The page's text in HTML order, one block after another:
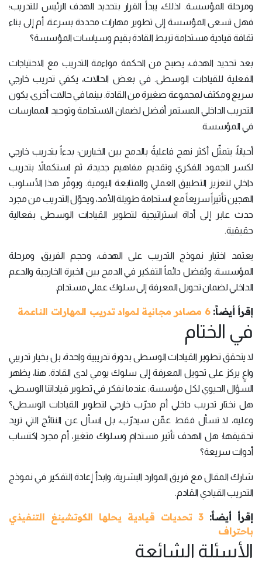
ومرحلة المؤسسة. لذلك، يبدأ القرار بتحديد الهدف الرئيس للتدريب؛
فهل تسعى المؤسسة إلى تطوير مهارات محددة بسرعة، أم إلى بناء
ثقافة قيادية مستدامة تربط القادة بقيم وسياسات المؤسسة؟
بعد تحديد الهدف، يصبح من الحكمة مواءمة التدريب مع الاحتياجات
الفعلية للقيادات الوسطى. في بعض الحالات، يكفي تدريب خارجي
سريع ومكثف لمجموعة صغيرة من القادة. بينما في حالات أخرى، يكون
التدريب الداخلي المستمر أفضل لضمان الاستدامة وتوحيد الممارسات
في المؤسسة.
أحياناً، يتمثّل أكثر نهج فاعليةً بالدمج بين الخيارين؛ بدءاً بتدريب خارجي
لكسر الجمود الفكري وتقديم مفاهيم جديدة، ثم استكمالاً بتدريب
داخلي لتعزيز التطبيق العملي والمتابعة اليومية. ويوفّر هذا الأسلوب
الهجين تأثيراً سريعاً مع استدامة طويلة الأمد، ويحوّل التدريب من مجرد
حدث عابر إلى أداة استراتيجية لتطوير القيادات الوسطى بفعالية
حقيقية.
يعتمد اختيار نموذج التدريب على الهدف، وحجم الفريق، ومرحلة
المؤسسة، ويُفضل دائماً التفكير في الدمج بين الخبرة الخارجية والدعم
الداخلي لضمان تحويل المعرفة إلى سلوك عملي مستدام.
إقرأ أيضاً:6 مصادر مجانية لمواد تدريب المهارات الناعمة
في الختام
لا يتحقق تطوير القيادات الوسطى بدورة تدريبية واحدة، بل بخيار تدريبي
واعٍ يركز على تحويل المعرفة إلى سلوك يومي لدى القادة. هنا، يظهر
السؤال الحيوي لكل مؤسسة: عندما نفكر في تطوير قياداتنا الوسطى،
هل نختار تدريب داخلي أم مدرّب خارجي لتطوير القيادات الوسطى؟
وعليه، لا تسأل فقط عمّن سيدرّب، بل اسأل عن النتائج التي تريد
تحقيقها؛ هل الهدف تأثير مستدام وسلوك متغير، أم مجرد اكتساب
أدوات سريعة؟
شارك المقال مع فريق الموارد البشرية، وابدأ إعادة التفكير في نموذج
التدريب القيادي القادم.
إقرأ أيضاً:
3 تحديات قيادية يحلها الكوتشينغ التنفيذي
باحتراف
الأسئلة الشائعة